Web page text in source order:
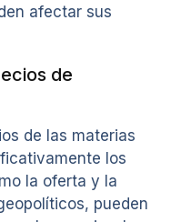
afectar sus
de
de las materias
los
la oferta y la
pueden